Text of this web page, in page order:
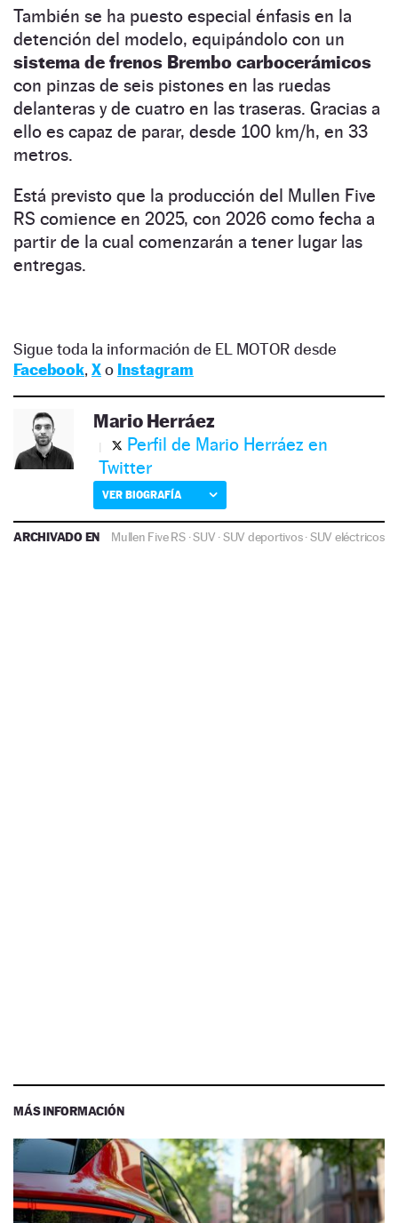
También se ha puesto especial énfasis en la
detención del modelo, equipándolo con un
sistema de frenos Brembo carbocerámicos
con pinzas de seis pistones en las ruedas
delanteras y de cuatro en las traseras. Gracias a
ello es capaz de parar, desde 100 km/h, en 33
metros.
Está previsto que la producción del Mullen Five
RS comience en 2025, con 2026 como fecha a
partir de la cual comenzarán a tener lugar las
entregas.
Sigue toda la información de EL MOTOR desde
Facebook, Xo Instagram
Mario Herráez
Perfil de Mario Herráez en
Twitter
VER BIOGRAFÍA
ARCHIVADO EN Mullen Five RS·SUV ·SUV deportivos·SUV eléctricos
MÁS INFORMACIÓN